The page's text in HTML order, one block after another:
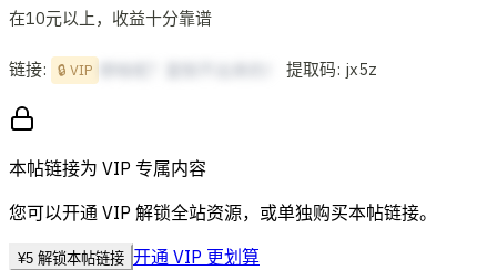
在10元以上，收益十分靠谱
链接: 🔒 VIP 提取码: jx5z
本帖链接为 VIP 专属内容
您可以开通 VIP 解锁全站资源，或单独购买本帖链接。
¥5 解锁本帖链接 开通 VIP 更划算